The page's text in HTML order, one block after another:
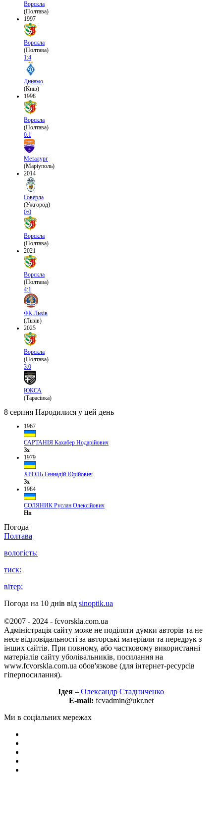
Ворскла
(Полтава)
1997
Ворскла
(Полтава)
1:4
Динамо
(Київ)
1998
Ворскла
(Полтава)
0:1
Металург
(Маріуполь)
2014
Говерла
(Ужгород)
0:0
Ворскла
(Полтава)
2021
Ворскла
(Полтава)
4:1
ФК Львів
(Львів)
2025
Ворскла
(Полтава)
3:0
ЮКСА
(Тарасівка)
8 серпня Народилися у цей день
1967
САРТАНІЯ Кахабер Нодарійович
Зх
1979
ХРОЛЬ Геннадій Юрійович
Зх
1984
СОЛЯНИК Руслан Олексійович
Нп
Погода
Полтава
вологість:
тиск:
вітер:
Погода на 10 днів від sinoptik.ua
©2007 - 2024 - fcvorskla.com.ua
Адміністрація сайту може не поділяти думки авторів та не
несе відповідальності за авторські матеріали та передрук з
інших сайтів. При повному, або частковому використанні
матеріалів сайту уболівальників, посилання на
www.fcvorskla.com.ua обов'язкове (для інтернет-ресурсів
гіперпосилання).
Ідея – Олександр Стадниченко
E-mail: fcvadmin@ukr.net
Ми в соціальних мережах